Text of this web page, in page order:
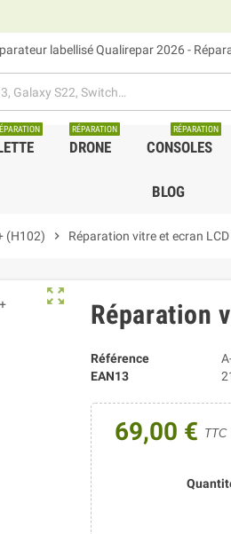
Nous
labellisé Qualirepar 2026 -
DRONE
RÉPARATION
CONSOLES
RÉPARATION
BLOG
(H102) chevron_right Réparation vitre et ecran
zoom_out_map
Réparation
Référence
EAN13
69,00 € TTC